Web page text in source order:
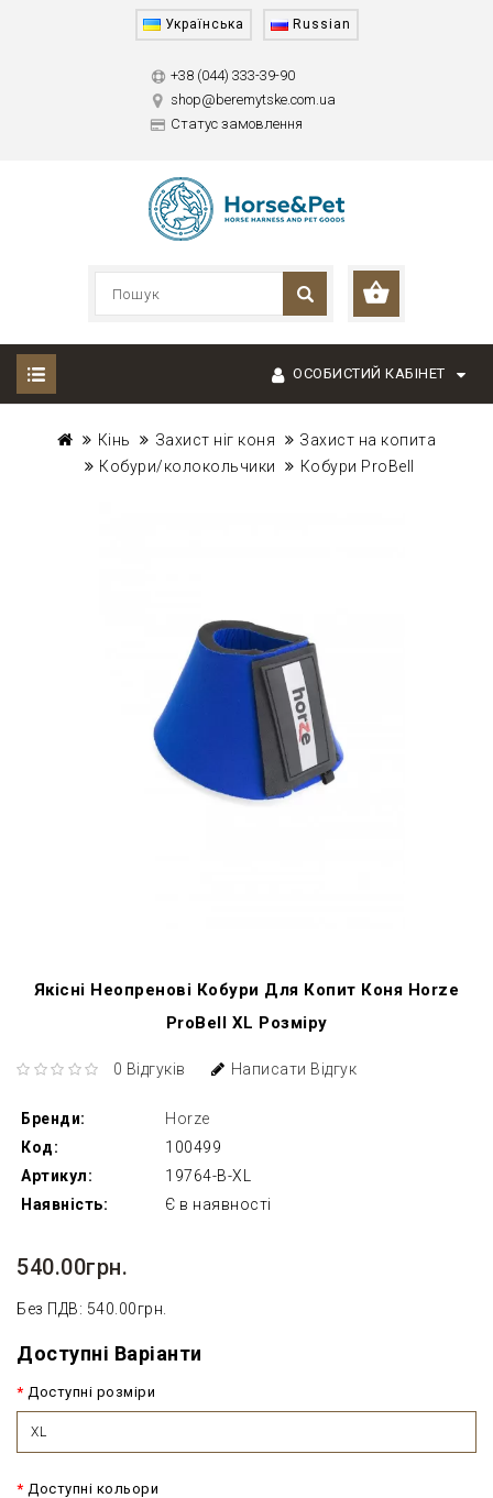
Українська Russian
+38 (044) 333-39-90
shop@beremytske.com.ua
Статус замовлення
ОСОБИСТИЙ КАБІНЕТ
Кінь Захист ніг коня
Захист на копита
Кобури/колокольчики
Кобури ProBell
Якісні Неопренові Кобури Для Копит Коня Horze
ProBell XL Розміру
0 Відгуків Написати Відгук
Бренди:
Horze
Код:
100499
Артикул:
19764-B-XL
Наявність:
Є в наявності
540.00грн.
Без ПДВ: 540.00грн.
Доступні Варіанти
Доступні розміри
XL
Доступні кольори